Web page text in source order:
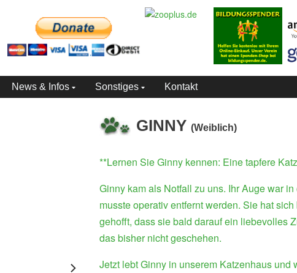
News & Infos Sonstiges Kontakt
GINNY (Weiblich)
**Lernen Sie Ginny kennen: Eine tapfere
Ginny kam als Notfall zu uns. Ihr Auge war
musste operativ entfernt werden. Sie hat
gehofft, dass sie bald darauf ein liebevolles
das bisher nicht geschehen.
Jetzt lebt Ginny in unserem Katzenhaus